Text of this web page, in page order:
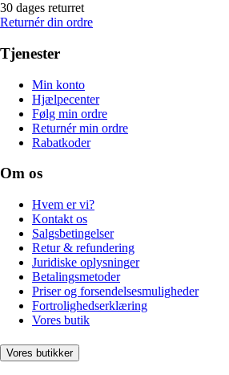
30 dages returret
Returnér din ordre
Tjenester
Min konto
Hjælpecenter
Følg min ordre
Returnér min ordre
Rabatkoder
Om os
Hvem er vi?
Kontakt os
Salgsbetingelser
Retur & refundering
Juridiske oplysninger
Betalingsmetoder
Priser og forsendelsesmuligheder
Fortrolighedserklæring
Vores butik
Vores butikker